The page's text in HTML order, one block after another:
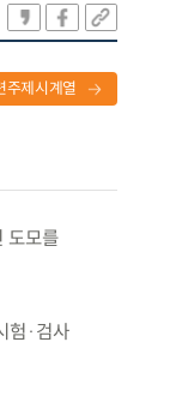
주제시계열
도모를
험·검사